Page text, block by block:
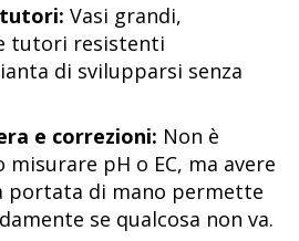
Vasi grandi,
tutori resistenti
di svilupparsi senza
e correzioni: Non è
misurare pH o EC, ma avere
portata di mano permette
se qualcosa non va.